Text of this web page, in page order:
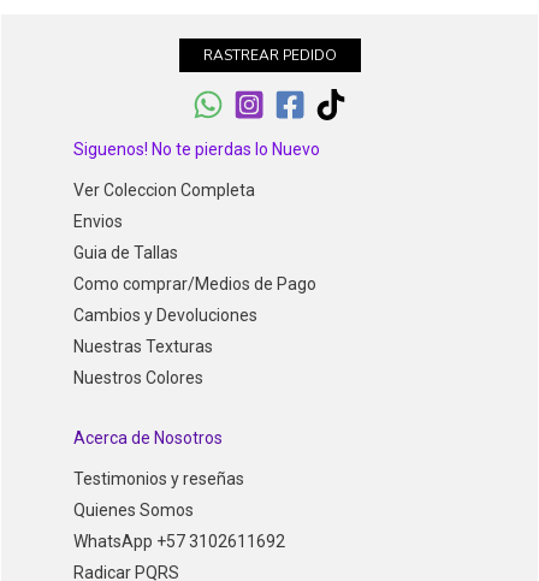
RASTREAR PEDIDO
Siguenos! No te pierdas lo Nuevo
Ver Coleccion Completa
Envios
Guia de Tallas
Como comprar/Medios de Pago
Cambios y Devoluciones
Nuestras Texturas
Nuestros Colores
Acerca de Nosotros
Testimonios y reseñas
Quienes Somos
WhatsApp +57 3102611692
Radicar PQRS